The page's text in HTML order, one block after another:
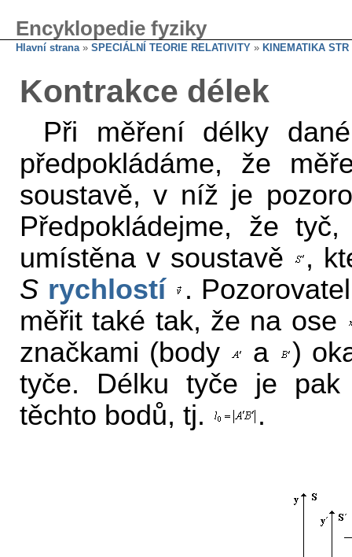
Encyklopedie fyziky
Hlavní strana» SPECIÁLNÍ TEORIE RELATIVITY » KINEMATIKA STR
Kontrakce délek
Při měření délky
předpokládáme, že
soustavě, v níž je
Předpokládejme, že
umístěna v soustavě
,
S rychlostí
.
měřit také tak, že na ose
značkami (body
a
)
tyče. Délku tyče je pak
těchto bodů, tj.
.